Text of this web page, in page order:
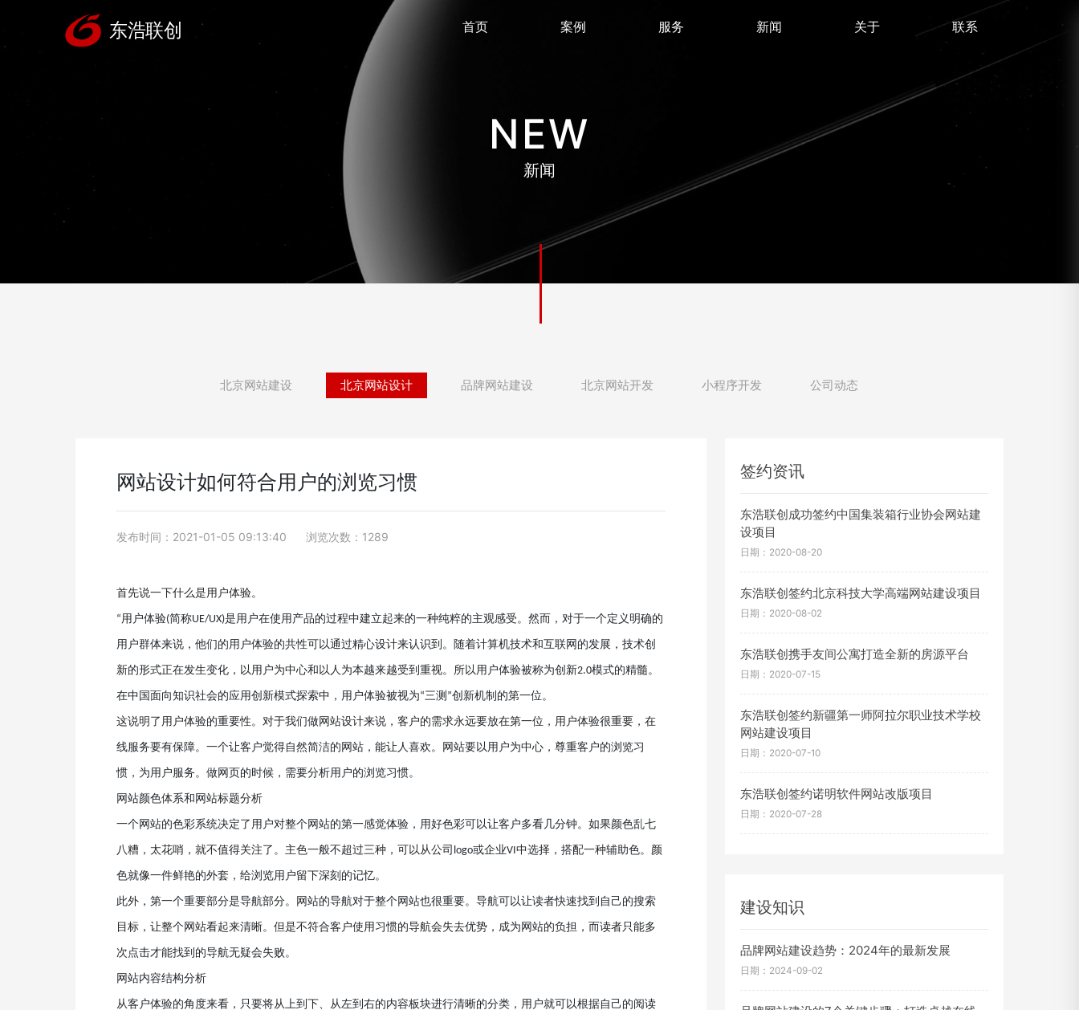
首页 案例 服务 新闻 关于 联系
NEW
新闻
北京网站建设 北京网站设计 品牌网站建设 北京网站开发 小程序开发 公司动态
网站设计如何符合用户的浏览习惯
发布时间：2021-01-05 09:13:40 浏览次数：1289
首先说一下什么是用户体验。
“ 用户体验(简称UE/UX)是用户在使用产品的过程中建立起来的一种纯粹的主观感受。然而，对于一个定义明确的
用户群体来说，他们的用户体验的共性可以通过精心设计来认识到。随着计算机技术和互联网的发展，技术创
新的形式正在发生变化，以用户为中心和以人为本越来越受到重视。所以用户体验被称为创新2.0模式的精髓。
在中国面向知识社会的应用创新模式探索中，用户体验被视为“三测 ”创新机制的第一位。
这说明了用户体验的重要性。对于我们做网站设计来说，客户的需求永远要放在第一位，用户体验很重要，在
线服务要有保障。一个让客户觉得自然简洁的网站，能让人喜欢。网站要以用户为中心，尊重客户的浏览习
惯，为用户服务。做网页的时候，需要分析用户的浏览习惯。
网站颜色体系和网站标题分析
一个网站的色彩系统决定了用户对整个网站的第一感觉体验，用好色彩可以让客户多看几分钟。如果颜色乱七
八糟，太花哨，就不值得关注了。主色一般不超过三种，可以从公司 logo或企业VI中选择，搭配一种辅助色。颜
色就像一件鲜艳的外套，给浏览用户留下深刻的记忆。
此外，第一个重要部分是导航部分。网站的导航对于整个网站也很重要。导航可以让读者快速找到自己的搜索
目标，让整个网站看起来清晰。但是不符合客户使用习惯的导航会失去优势，成为网站的负担，而读者只能多
次点击才能找到的导航无疑会失败。
网站内容结构分析
从客户体验的角度来看，只要将从上到下、从左到右的内容板块进行清晰的分类，用户就可以根据自己的阅读
签约资讯
东浩联创成功签约中国集装箱行业协会网站建
设项目
日期：2020-08-20
东浩联创签约北京科技大学高端网站建设项目
日期：2020-08-02
东浩联创携手友间公寓打造全新的房源平台
日期：2020-07-15
东浩联创签约新疆第一师阿拉尔职业技术学校
网站建设项目
日期：2020-07-10
东浩联创签约诺明软件网站改版项目
日期：2020-07-28
建设知识
品牌网站建设趋势：2024年的最新发展
日期：2024-09-02